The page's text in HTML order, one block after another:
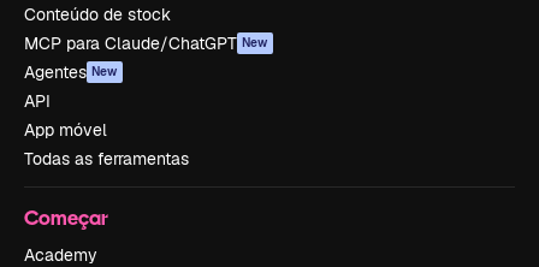
Conteúdo de stock
MCP para Claude/ChatGPT New
Agentes New
API
App móvel
Todas as ferramentas
Começar
Academy